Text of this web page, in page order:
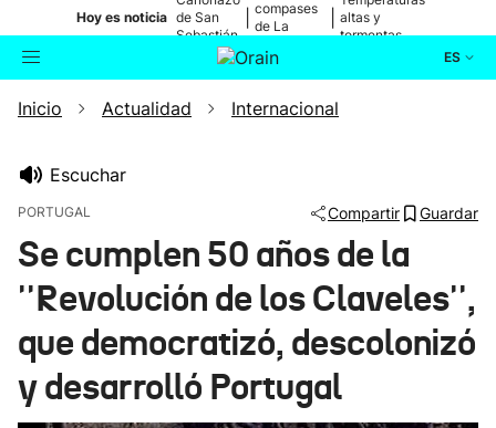
Hoy es noticia de San
Sebastián
compases
de La
altas y
tormentas
ES
Buscador Actualidad
Ikusmiran
Eguraldia
Inicio Actualidad Internacional
Escuchar
PORTUGAL Compartir Guardar
Se cumplen 50 años de la
''Revolución de los Claveles'',
que democratizó, descolonizó
y desarrolló Portugal